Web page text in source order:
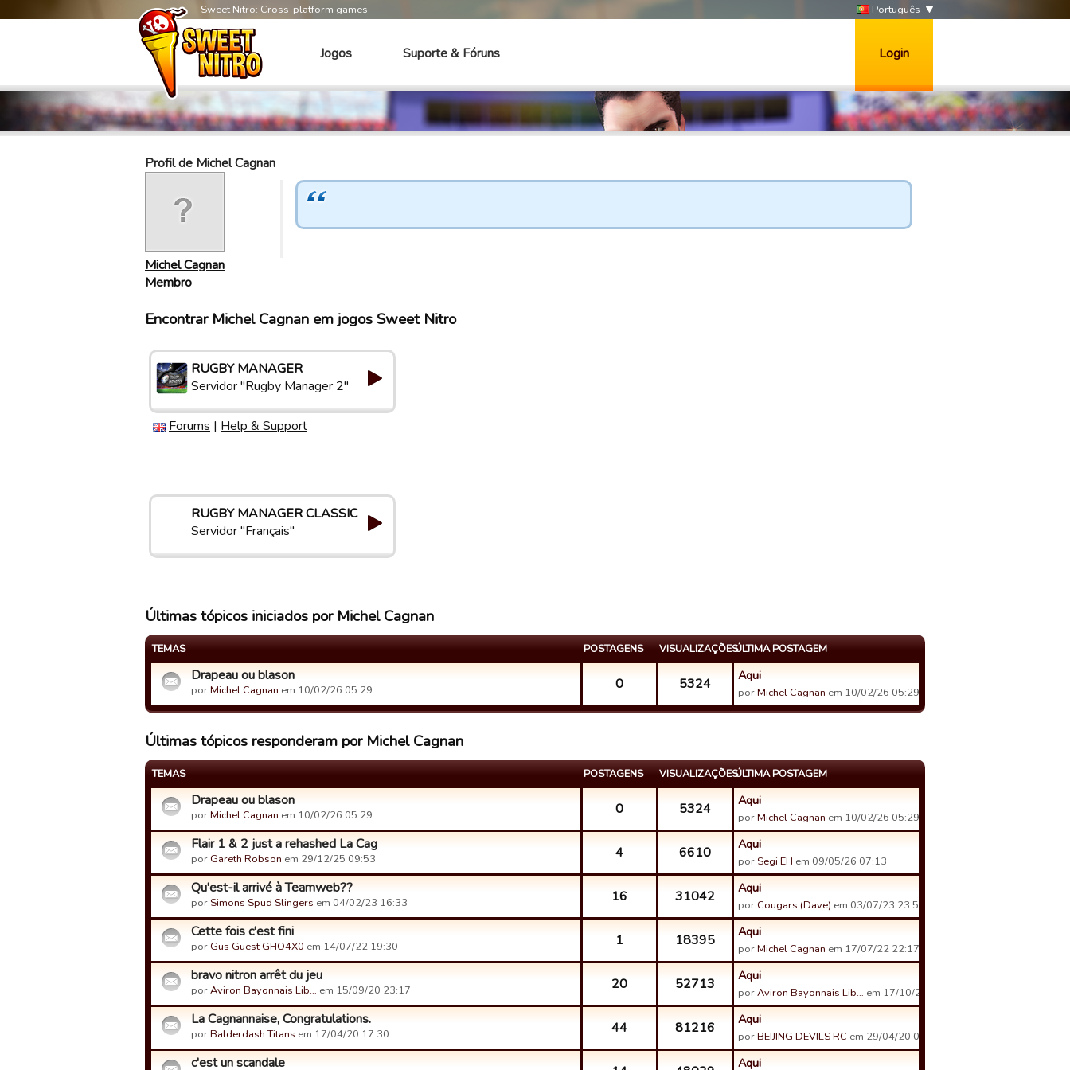
Sweet Nitro: Cross-platform games Português
Jogos Suporte & Fóruns Login
Profil de Michel Cagnan
Michel Cagnan
Membro
Encontrar Michel Cagnan em jogos Sweet Nitro
RUGBY MANAGER
Servidor "Rugby Manager 2"
Forums | Help & Support
RUGBY MANAGER CLASSIC
Servidor "Français"
Últimas tópicos iniciados por Michel Cagnan
TEMAS POSTAGENS VISUALIZAÇÕESÚLTIMA POSTAGEM
Drapeau ou blason
porMichel Cagnan em 10/02/26 05:29 0 5324 Aqui
porMichel Cagnan em 10/02/26 05:29
Últimas tópicos responderam por Michel Cagnan
TEMAS POSTAGENS VISUALIZAÇÕESÚLTIMA POSTAGEM
Drapeau ou blason
porMichel Cagnan em 10/02/26 05:29 0 5324 Aqui
porMichel Cagnan em 10/02/26 05:29
Flair 1 & 2 just a rehashed La Cag
por Gareth Robson em 29/12/25 09:53 4 6610 Aqui
por Segi EH em 09/05/26 07:13
Qu'est-il arrivé à Teamweb??
por Simons Spud Slingers em 04/02/23 16:33 16 31042 Aqui
por Cougars (Dave) em 03/07/23 23:50
Cette fois c'est fini
por Gus Guest GHO4X0 em 14/07/22 19:30 1 18395 Aqui
porMichel Cagnan em 17/07/22 22:17
bravo nitron arrêt du jeu
porAviron Bayonnais Lib… em 15/09/20 23:17 20 52713 Aqui
porAviron Bayonnais Lib… em 17/10/20 00:06
La Cagnannaise, Congratulations.
porBalderdash Titans em 17/04/20 17:30 44 81216 Aqui
porBEIJING DEVILS RC em 29/04/20 01:12
c'est un scandale Aqui